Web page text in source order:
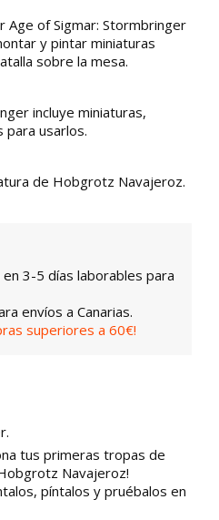
Age of Sigmar: Stormbringer
y pintar miniaturas
sobre la mesa.
incluye miniaturas,
para usarlos.
de Hobgrotz Navajeroz.
3-5 días laborables para
envíos a Canarias.
superiores a 60€!
tus primeras tropas de
Navajeroz!
píntalos y pruébalos en